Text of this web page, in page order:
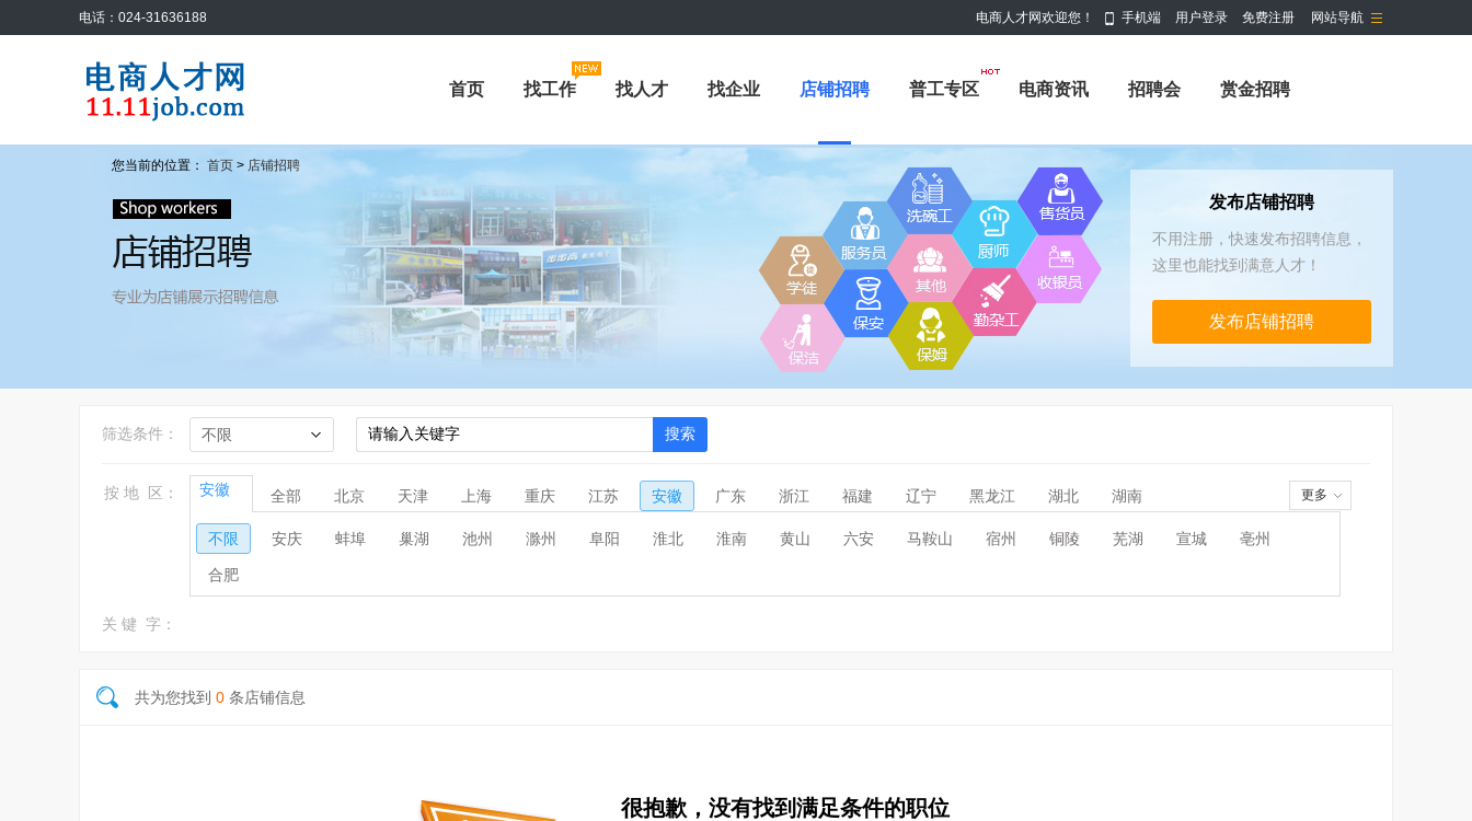
电话：024-31636188 网站导航
电商人才网欢迎您！ 手机端 用户登录 免费注册
首页 找工作 找人才 找企业 店铺招聘 普工专区 电商资讯 招聘会 赏金招聘
您当前的位置： 首页 > 店铺招聘
发布店铺招聘
不用注册，快速发布招聘信息，
这里也能找到满意人才！
发布店铺招聘
筛选条件：
按 地 区： 安徽 全部 北京 天津 上海 重庆 江苏 安徽 广东 浙江 福建 辽宁 黑龙江 湖北 湖南 更多
不限 安庆 蚌埠 巢湖 池州 滁州 阜阳 淮北 淮南 黄山 六安 马鞍山 宿州 铜陵 芜湖 宣城 亳州
合肥
关 键 字：
共为您找到 0 条店铺信息
很抱歉，没有找到满足条件的职位